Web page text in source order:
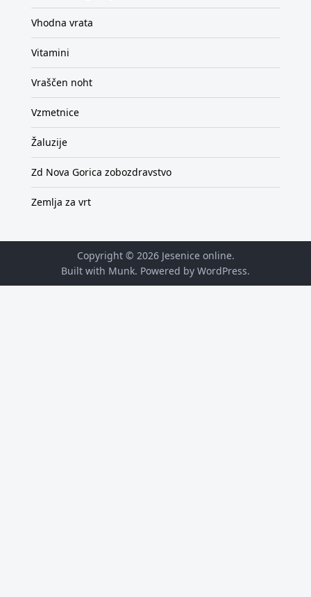
Vhodna vrata
Vitamini
Vraščen noht
Vzmetnice
Žaluzije
Zd Nova Gorica zobozdravstvo
Zemlja za vrt
Copyright © 2026 Jesenice online.
Built with Munk. Powered by WordPress.